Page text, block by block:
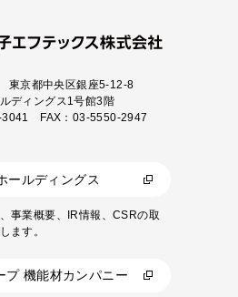
東京都中央区銀座5-12-8
ディングス1号館3階
3041 FAX：03-5550-2947
ールディングス
事業概要、IR情報、CSRの取
ます。
プ 機能材カンパニー